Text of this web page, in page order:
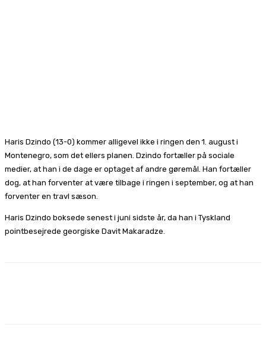
Haris Dzindo (13-0) kommer alligevel ikke i ringen den 1. august i
Montenegro, som det ellers planen. Dzindo fortæller på sociale
medier, at han i de dage er optaget af andre gøremål. Han fortæller
dog, at han forventer at være tilbage i ringen i september, og at han
forventer en travl sæson.
Haris Dzindo boksede senest i juni sidste år, da han i Tyskland
pointbesejrede georgiske Davit Makaradze.